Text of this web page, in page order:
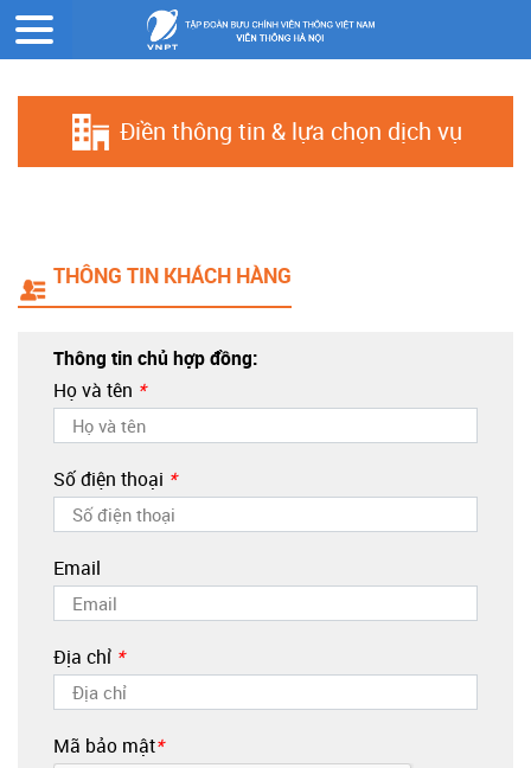
Trang chủ Đăng ký online
Điền thông tin & lựa chọn dịch vụ
THÔNG TIN KHÁCH HÀNG
Thông tin chủ hợp đồng:
Họ và tên *
Số điện thoại *
Email
Địa chỉ *
Mã bảo mật*